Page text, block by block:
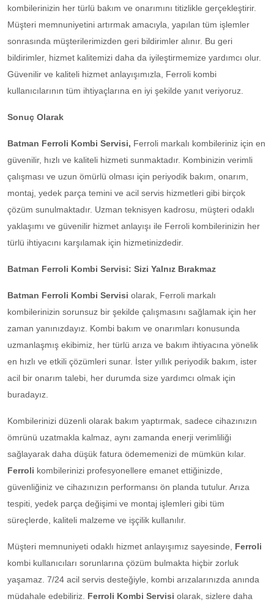
kombilerinizin her türlü bakım ve onarımını titizlikle gerçekleştirir.
Müşteri memnuniyetini artırmak amacıyla, yapılan tüm işlemler
sonrasında müşterilerimizden geri bildirimler alınır. Bu geri
bildirimler, hizmet kalitemizi daha da iyileştirmemize yardımcı olur.
Güvenilir ve kaliteli hizmet anlayışımızla, Ferroli kombi
kullanıcılarının tüm ihtiyaçlarına en iyi şekilde yanıt veriyoruz.
Sonuç Olarak
Batman Ferroli Kombi Servisi, Ferroli markalı kombileriniz için en
güvenilir, hızlı ve kaliteli hizmeti sunmaktadır. Kombinizin verimli
çalışması ve uzun ömürlü olması için periyodik bakım, onarım,
montaj, yedek parça temini ve acil servis hizmetleri gibi birçok
çözüm sunulmaktadır. Uzman teknisyen kadrosu, müşteri odaklı
yaklaşımı ve güvenilir hizmet anlayışı ile Ferroli kombilerinizin her
türlü ihtiyacını karşılamak için hizmetinizdedir.
Batman Ferroli Kombi Servisi: Sizi Yalnız Bırakmaz
Batman Ferroli Kombi Servisi olarak, Ferroli markalı
kombilerinizin sorunsuz bir şekilde çalışmasını sağlamak için her
zaman yanınızdayız. Kombi bakım ve onarımları konusunda
uzmanlaşmış ekibimiz, her türlü arıza ve bakım ihtiyacına yönelik
en hızlı ve etkili çözümleri sunar. İster yıllık periyodik bakım, ister
acil bir onarım talebi, her durumda size yardımcı olmak için
buradayız.
Kombilerinizi düzenli olarak bakım yaptırmak, sadece cihazınızın
ömrünü uzatmakla kalmaz, aynı zamanda enerji verimliliği
sağlayarak daha düşük fatura ödememenizi de mümkün kılar.
Ferroli kombilerinizi profesyonellere emanet ettiğinizde,
güvenliğiniz ve cihazınızın performansı ön planda tutulur. Arıza
tespiti, yedek parça değişimi ve montaj işlemleri gibi tüm
süreçlerde, kaliteli malzeme ve işçilik kullanılır.
Müşteri memnuniyeti odaklı hizmet anlayışımız sayesinde, Ferroli
kombi kullanıcıları sorunlarına çözüm bulmakta hiçbir zorluk
yaşamaz. 7/24 acil servis desteğiyle, kombi arızalarınızda anında
müdahale edebiliriz. Ferroli Kombi Servisi olarak, sizlere daha